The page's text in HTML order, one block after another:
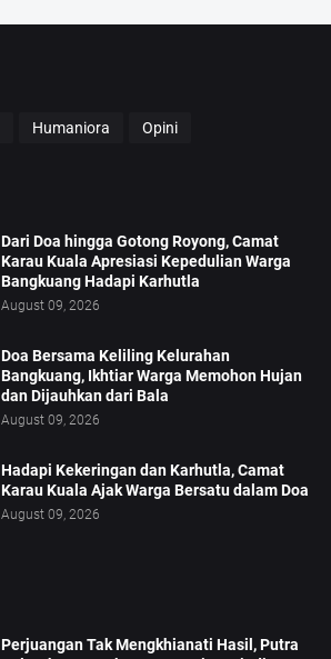
Humaniora Opini
Dari Doa hingga Gotong Royong, Camat
Karau Kuala Apresiasi Kepedulian Warga
Bangkuang Hadapi Karhutla
August 09, 2026
Doa Bersama Keliling Kelurahan
Bangkuang, Ikhtiar Warga Memohon Hujan
dan Dijauhkan dari Bala
August 09, 2026
Hadapi Kekeringan dan Karhutla, Camat
Karau Kuala Ajak Warga Bersatu dalam Doa
August 09, 2026
Perjuangan Tak Mengkhianati Hasil, Putra